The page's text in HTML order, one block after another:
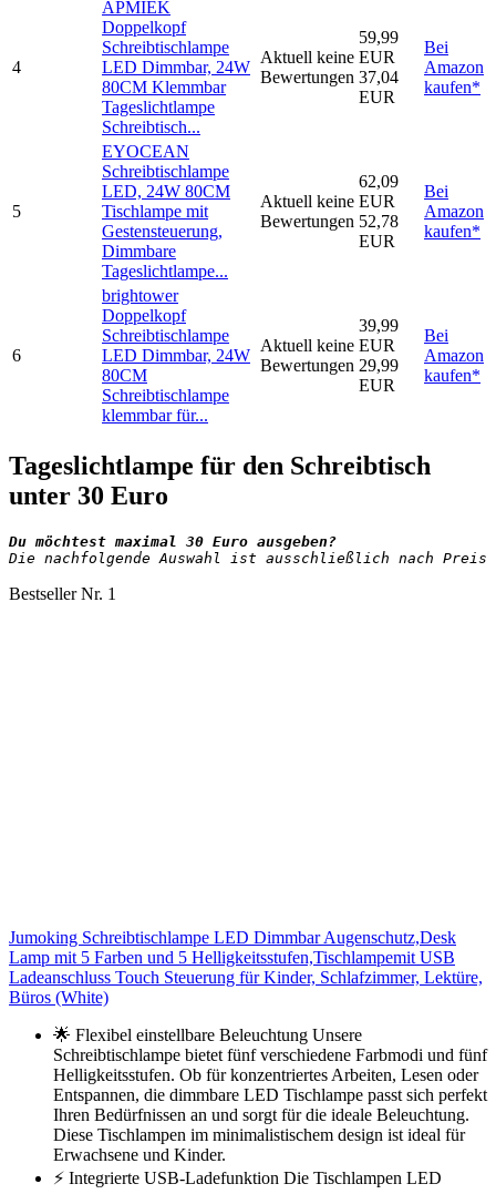
4
APMIEK
Doppelkopf
Schreibtischlampe
LED Dimmbar, 24W
80CM Klemmbar
Tageslichtlampe
Schreibtisch...
Aktuell keine
Bewertungen
59,99
EUR
37,04
EUR
Bei
Amazon
kaufen*
5
EYOCEAN
Schreibtischlampe
LED, 24W 80CM
Tischlampe mit
Gestensteuerung,
Dimmbare
Tageslichtlampe...
Aktuell keine
Bewertungen
62,09
EUR
52,78
EUR
Bei
Amazon
kaufen*
6
brightower
Doppelkopf
Schreibtischlampe
LED Dimmbar, 24W
80CM
Schreibtischlampe
klemmbar für...
Aktuell keine
Bewertungen
39,99
EUR
29,99
EUR
Bei
Amazon
kaufen*
Tageslichtlampe für den Schreibtisch
unter 30 Euro
Die nachfolgende Auswahl ist ausschließlich nach
Bestseller Nr. 1
Jumoking Schreibtischlampe LED Dimmbar Augenschutz,Desk
Lamp mit 5 Farben und 5 Helligkeitsstufen,Tischlampemit USB
Ladeanschluss Touch Steuerung für Kinder, Schlafzimmer, Lektüre,
Büros (White)
🌟 Flexibel einstellbare Beleuchtung Unsere
Schreibtischlampe bietet fünf verschiedene Farbmodi und fünf
Helligkeitsstufen. Ob für konzentriertes Arbeiten, Lesen oder
Entspannen, die dimmbare LED Tischlampe passt sich perfekt
Ihren Bedürfnissen an und sorgt für die ideale Beleuchtung.
Diese Tischlampen im minimalistischem design ist ideal für
Erwachsene und Kinder.
⚡ Integrierte USB-Ladefunktion Die Tischlampen LED